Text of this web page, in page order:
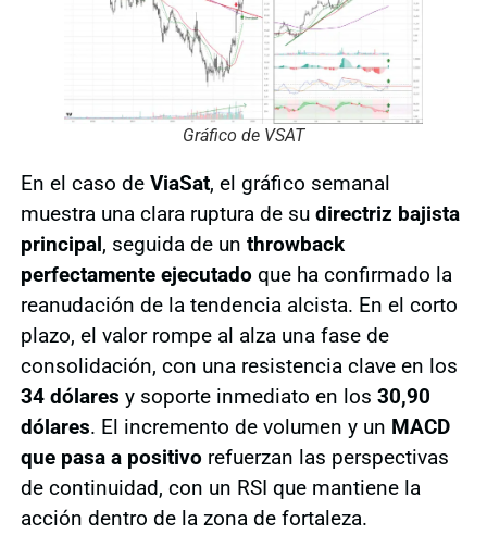
Gráfico de VSAT
En el caso de ViaSat, el gráfico semanal
muestra una clara ruptura de su directriz bajista
principal, seguida de un throwback
perfectamente ejecutado que ha confirmado la
reanudación de la tendencia alcista. En el corto
plazo, el valor rompe al alza una fase de
consolidación, con una resistencia clave en los
34 dólares y soporte inmediato en los 30,90
dólares. El incremento de volumen y un MACD
que pasa a positivo refuerzan las perspectivas
de continuidad, con un RSI que mantiene la
acción dentro de la zona de fortaleza.